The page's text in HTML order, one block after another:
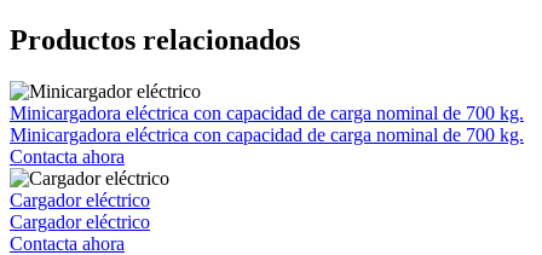
Productos relacionados
Minicargadora eléctrica con capacidad de carga nominal de 700 kg.
Minicargadora eléctrica con capacidad de carga nominal de 700 kg.
Contacta ahora
Cargador eléctrico
Cargador eléctrico
Contacta ahora